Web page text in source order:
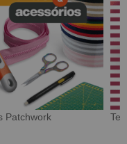
Impermeável